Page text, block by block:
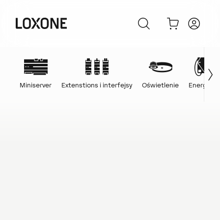
Miniserver Extenstions i interfejsy Oświetlenie Energia